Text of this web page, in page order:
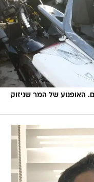
האופנוע של המר שניזוק